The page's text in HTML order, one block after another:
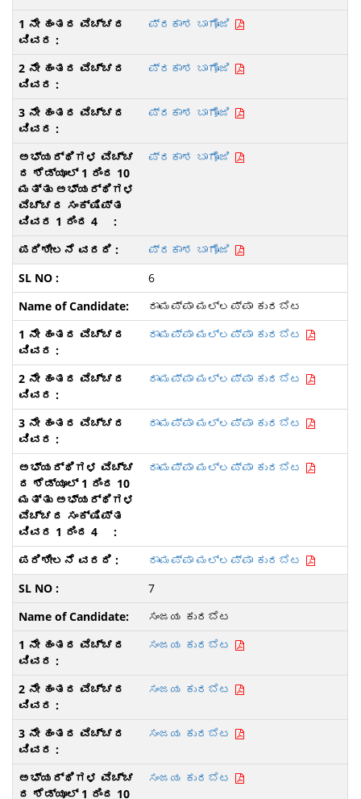
ಪ್ರಕಾಶ ಬಾಗೊಜಿ
ಪ್ರಕಾಶ ಬಾಗೊಜಿ
ಪ್ರಕಾಶ ಬಾಗೊಜಿ
ಪ್ರಕಾಶ ಬಾಗೊಜಿ
ಪ್ರಕಾಶ ಬಾಗೊಜಿ
6
ರಾಮಪ್ಪಾ ಮಲ್ಲಪ್ಪಾ ಕುರಬೆಟ
ರಾಮಪ್ಪಾ ಮಲ್ಲಪ್ಪಾ ಕುರಬೆಟ
ರಾಮಪ್ಪಾ ಮಲ್ಲಪ್ಪಾ ಕುರಬೆಟ
ರಾಮಪ್ಪಾ ಮಲ್ಲಪ್ಪಾ ಕುರಬೆಟ
ರಾಮಪ್ಪಾ ಮಲ್ಲಪ್ಪಾ ಕುರಬೆಟ
ರಾಮಪ್ಪಾ ಮಲ್ಲಪ್ಪಾ ಕುರಬೆಟ
7
ಸಂಜಯ ಕುರಬೆಟ
ಸಂಜಯ ಕುರಬೆಟ
ಸಂಜಯ ಕುರಬೆಟ
ಸಂಜಯ ಕುರಬೆಟ
ಸಂಜಯ ಕುರಬೆಟ